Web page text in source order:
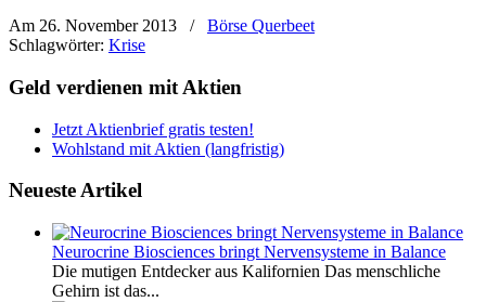
Am 26. November 2013
/
Börse Querbeet
Schlagwörter: Krise
Geld verdienen mit Aktien
Jetzt Aktienbrief gratis testen!
Wohlstand mit Aktien (langfristig)
Neueste Artikel
Neurocrine Biosciences bringt Nervensysteme in Balance
Die mutigen Entdecker aus Kalifornien Das menschliche
Gehirn ist das...